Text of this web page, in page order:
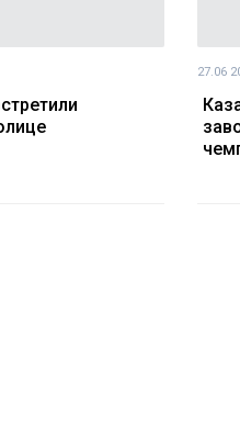
27.06